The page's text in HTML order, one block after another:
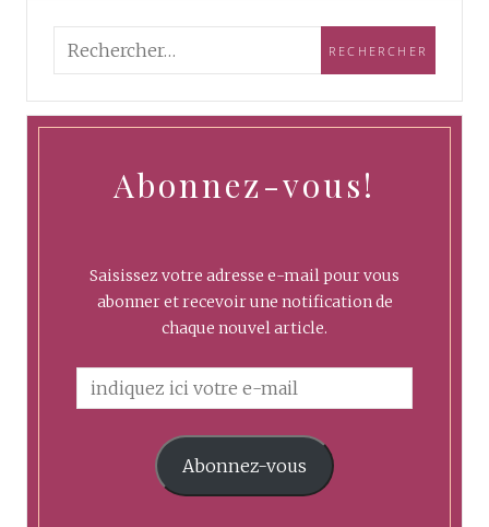
Abonnez-vous!
Saisissez votre adresse e-mail pour vous
abonner et recevoir une notification de
chaque nouvel article.
Abonnez-vous